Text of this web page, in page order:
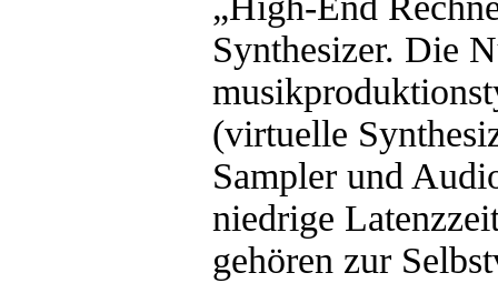
Synthesizer. Die
(virtuelle
Sampler und
niedrige
gehören zur